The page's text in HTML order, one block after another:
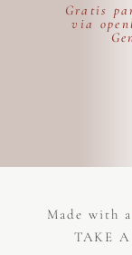
Gratis
via
Made with a
TAKE A